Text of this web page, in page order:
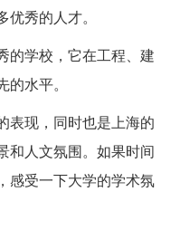
秀的人才。
的学校，它在工程、建
水平。
表现，同时也是上海的
和人文氛围。如果时间
感受一下大学的学术氛